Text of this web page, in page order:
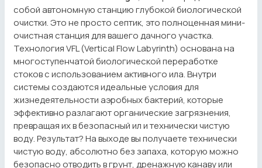
собой автономную станцию глубокой биологической
очистки. Это не просто септик, это полноценная мини-
очистная станция для вашего дачного участка.
Технология VFL (Vertical Flow Labyrinth) основана на
многоступенчатой биологической переработке
стоков с использованием активного ила. Внутри
системы создаются идеальные условия для
жизнедеятельности аэробных бактерий, которые
эффективно разлагают органические загрязнения,
превращая их в безопасный ил и технически чистую
воду. Результат? На выходе вы получаете технически
чистую воду, абсолютно без запаха, которую можно
безопасно отводить в грунт, дренажную канаву или